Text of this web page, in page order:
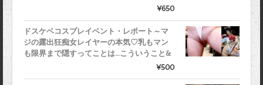
¥650
ドスケベコスプレイベント・レポート～マ
ジの露出狂痴女レイヤーの本気♡乳もマン
も限界まで隠すってことは…こういうこと&
¥500